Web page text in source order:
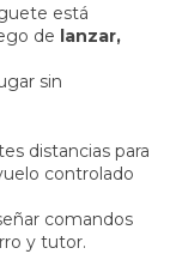
está
de lanzar,
sin
distancias para
controlado
comandos
y tutor.